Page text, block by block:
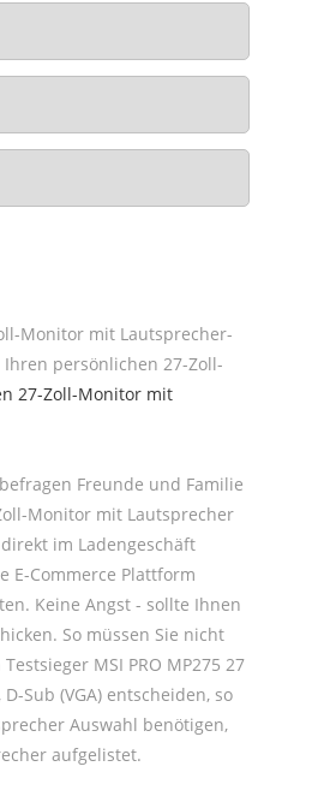
Monitor mit Lautsprecher-
persönlichen 27-Zoll-
27-Zoll-Monitor mit
Freunde und Familie
Monitor mit Lautsprecher
im Ladengeschäft
E-Commerce Plattform
Keine Angst - sollte Ihnen
So müssen Sie nicht
MSI PRO MP275 27
Sub (VGA) entscheiden, so
Auswahl benötigen,
aufgelistet.